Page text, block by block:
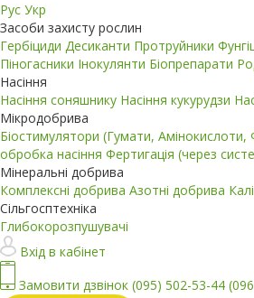
Рус Укр
Засоби захисту рослин
Гербіциди Десиканти Протруйники
Піногасники Інокулянти Біопрепарати
Насіння
Насіння соняшнику Насіння кукурудзи
Мікродобрива
Біостимулятори (Гумати,
обробка насіння Фертигація (через
Мінеральні добрива
Комплексні добрива Азотні добрива
Сільгосптехніка
Глибокорозпушувачі
Вхід в кабінет
Замовити дзвінок (095) 502-53-44